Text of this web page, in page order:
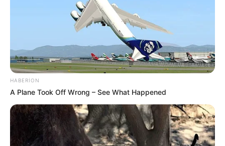
HABERION
A Plane Took Off Wrong – See What Happened